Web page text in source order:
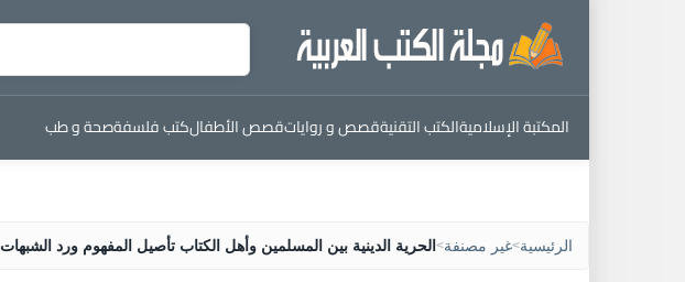
المكتبة الإسلاميةالكتب التقنيةقصص و رواياتقصص الأطفالكتب فلسفةصحة و طب
الرئيسية>غير مصنفة> الحرية الدينية بين المسلمين وأهل الكتاب تأصيل المفهوم ورد الشبهات